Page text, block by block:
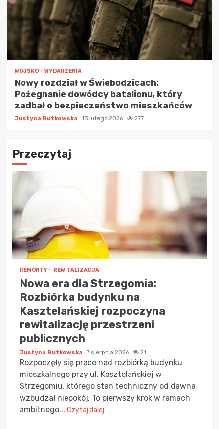
WOJSKO WYDARZENIA
Nowy rozdział w Świebodzicach:
Pożegnanie dowódcy batalionu, który
zadbał o bezpieczeństwo mieszkańców
Justyna Rutkowska 13 lutego 2026 277
Przeczytaj
REMONTY REWITALIZACJA
Nowa era dla Strzegomia:
Rozbiórka budynku na
Kasztelańskiej rozpoczyna
rewitalizację przestrzeni
publicznych
Justyna Rutkowska 7 sierpnia 2026 21
Rozpoczęły się prace nad rozbiórką budynku
mieszkalnego przy ul. Kasztelańskiej w
Strzegomiu, którego stan techniczny od dawna
wzbudzał niepokój. To pierwszy krok w ramach
ambitnego... Czytaj dalej